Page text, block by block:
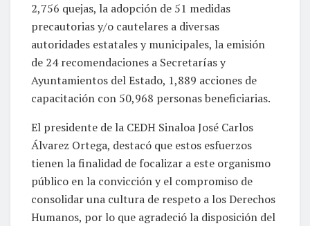
2,756 quejas, la adopción de 51 medidas
precautorias y/o cautelares a diversas
autoridades estatales y municipales, la emisión
de 24 recomendaciones a Secretarías y
Ayuntamientos del Estado, 1,889 acciones de
capacitación con 50,968 personas beneficiarias.
El presidente de la CEDH Sinaloa José Carlos
Álvarez Ortega, destacó que estos esfuerzos
tienen la finalidad de focalizar a este organismo
público en la convicción y el compromiso de
consolidar una cultura de respeto a los Derechos
Humanos, por lo que agradeció la disposición del